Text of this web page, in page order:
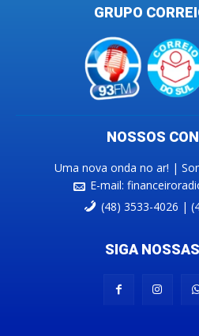
GRUPO
NOSSOS
Uma nova onda no ar! |
E-mail:
(48) 3533-4026 |
SIGA